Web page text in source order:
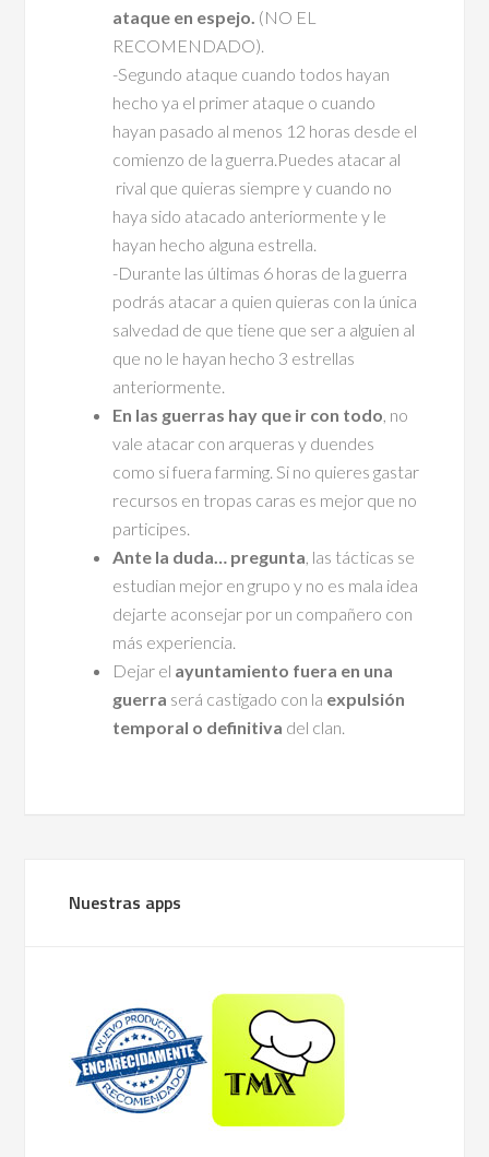
ataque en espejo. (NO EL
RECOMENDADO).
-Segundo ataque cuando todos hayan
hecho ya el primer ataque o cuando
hayan pasado al menos 12 horas desde el
comienzo de la guerra.Puedes atacar al
rival que quieras siempre y cuando no
haya sido atacado anteriormente y le
hayan hecho alguna estrella.
-Durante las últimas 6 horas de la guerra
podrás atacar a quien quieras con la única
salvedad de que tiene que ser a alguien al
que no le hayan hecho 3 estrellas
anteriormente.
En las guerras hay que ir con todo, no
vale atacar con arqueras y duendes
como si fuera farming. Si no quieres gastar
recursos en tropas caras es mejor que no
participes.
Ante la duda… pregunta, las tácticas se
estudian mejor en grupo y no es mala idea
dejarte aconsejar por un compañero con
más experiencia.
Dejar el ayuntamiento fuera en una
guerra será castigado con la expulsión
temporal o definitiva del clan.
Nuestras apps